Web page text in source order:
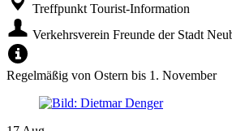
Treffpunkt Tourist-Information
Verkehrsverein Freunde der Stadt
Regelmäßig von Ostern bis 1. November